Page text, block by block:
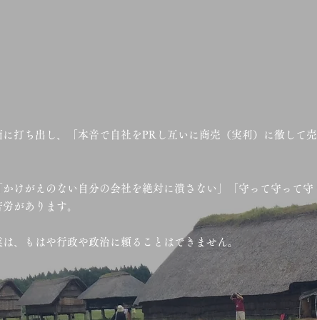
打ち出し、「本音で自社をPRし互いに商売（実利）に徹して
けがえのない自分の会社を絶対に潰さない」「守って守って守
があります。
、もはや行政や政治に頼ることはできません。